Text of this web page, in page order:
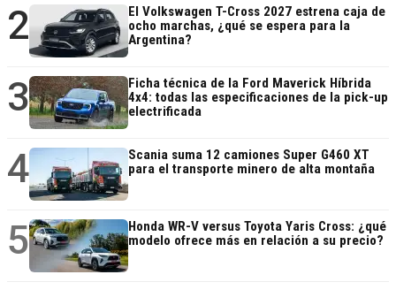
2
El Volkswagen T-Cross 2027 estrena caja de
ocho marchas, ¿qué se espera para la
Argentina?
3
Ficha técnica de la Ford Maverick Híbrida
4x4: todas las especificaciones de la pick-up
electrificada
4
Scania suma 12 camiones Super G460 XT
para el transporte minero de alta montaña
5
Honda WR-V versus Toyota Yaris Cross: ¿qué
modelo ofrece más en relación a su precio?